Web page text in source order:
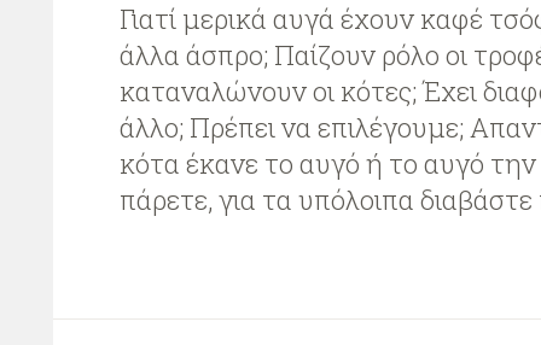
Γιατί μερικά αυγά έχουν καφέ
άλλα άσπρο; Παίζουν ρόλο οι
καταναλώνουν οι κότες; Έχει
άλλο; Πρέπει να επιλέγουμε;
κότα έκανε το αυγό ή το αυγό
πάρετε, για τα υπόλοιπα